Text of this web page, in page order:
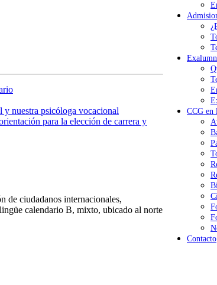
CCG en
Contacto
nuestra psicóloga vocacional
para la elección de carrera y
de ciudadanos internacionales,
calendario B, mixto, ubicado al norte